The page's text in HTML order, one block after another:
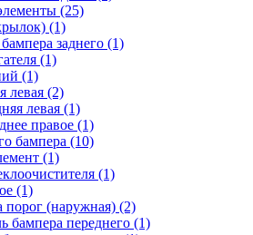
(25)
(1)
заднего (1)
(1)
(1)
левая (2)
левая (1)
правое (1)
бампера (10)
(1)
(1)
(1)
порог (наружная) (2)
бампера переднего (1)